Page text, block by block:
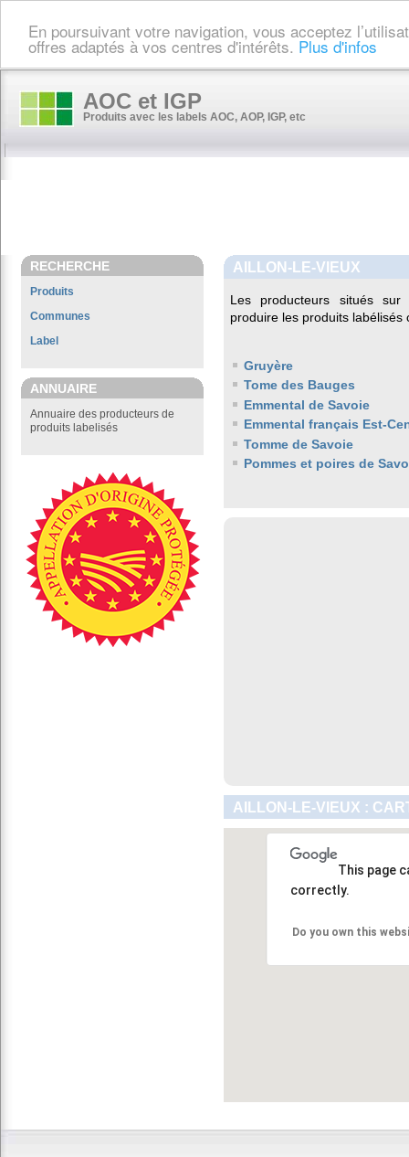
En poursuivant votre navigation, vous acceptez
offres adaptés à vos centres d'intérêts. Plus d'infos
AOC et IGP
Produits avec les labels AOC, AOP, IGP, etc
RECHERCHE
Produits
Communes
Label
ANNUAIRE
Annuaire des producteurs de
produits labelisés
AILLON-LE-VIEUX
Les producteurs situés
produire les produits labélisés
Gruyère
Tome des Bauges
Emmental de Savoie
Emmental français Est-
Tomme de Savoie
Pommes et poires de
AILLON-LE-VIEUX :
This page
correctly.
Do you own this